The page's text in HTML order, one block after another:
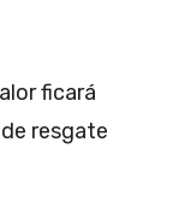
ficará
resgate